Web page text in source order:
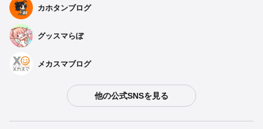
カホタンブログ
グッスマらぼ
メカスマブログ
他の公式SNSを見る